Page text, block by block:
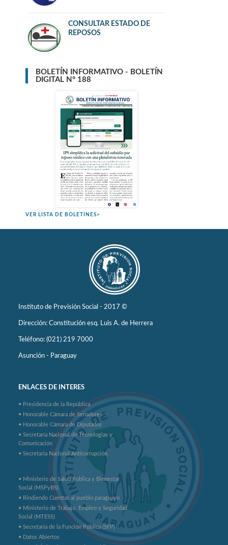
CONSULTAR ESTADO DE
REPOSOS
BOLETÍN INFORMATIVO - BOLETÍN
DIGITAL N° 188
VER LISTA DE BOLETINES>
Instituto de Previsión Social - 2017 ©
Dirección: Constitución esq. Luis A. de Herrera
Teléfono: (021) 219 7000
Asunción - Paraguay
ENLACES DE INTERES
• Presidencia de la República
• Honorable Cámara de Senadores
• Honorable Cámara de Diputados
• Secretaría Nacional de Tecnologías y
Comunicación
• Secretaria Nacional Anticorrupción
• Ministerio de Salud Pública y Bienestar
Social (MSPyBS)
• Rindiendo Cuentas al pueblo paraguayo
• Ministerio de Trabajo, Empleo y Seguridad
Social (MTESS)
• Secretaría de la Función Pública (SFP)
• Datos Abiertos